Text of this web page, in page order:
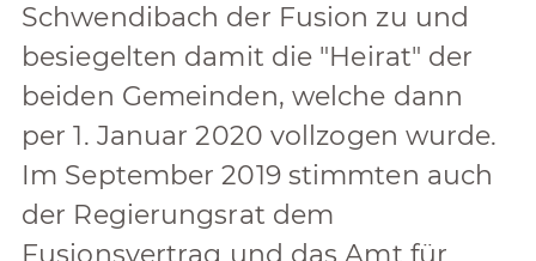
Schwendibach der Fusion zu und
besiegelten damit die "Heirat" der
beiden Gemeinden, welche dann
per 1. Januar 2020 vollzogen wurde.
Im September 2019 stimmten auch
der Regierungsrat dem